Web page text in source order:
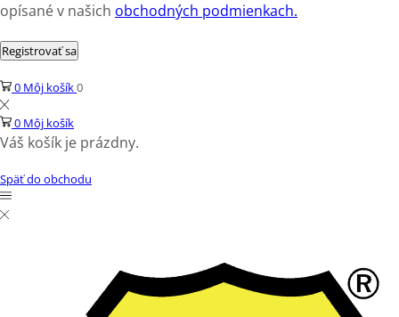
opísané v našich obchodných podmienkach.
Registrovať sa
0 Môj košík0
0 Môj košík
Váš košík je prázdny.
Späť do obchodu